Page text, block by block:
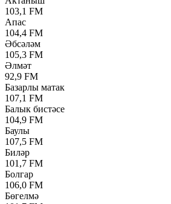
103,1 FM
Апас
104,4 FM
Әбсәләм
105,3 FM
Әлмәт
92,9 FM
Базарлы матак
107,1 FM
Балык бистәсе
104,9 FM
Баулы
107,5 FM
Биләр
101,7 FM
Болгар
106,0 FM
Бөгелмә